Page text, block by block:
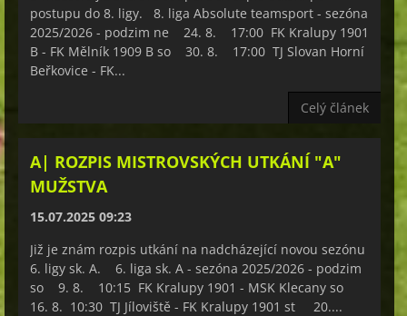
postupu do 8. ligy. 8. liga Absolute teamsport - sezóna
2025/2026 - podzim ne 24. 8. 17:00 FK Kralupy 1901
B - FK Mělník 1909 B so 30. 8. 17:00 TJ Slovan Horní
Beřkovice - FK...
Celý článek
A| ROZPIS MISTROVSKÝCH UTKÁNÍ "A"
MUŽSTVA
15.07.2025 09:23
Již je znám rozpis utkání na nadcházející novou sezónu
6. ligy sk. A. 6. liga sk. A - sezóna 2025/2026 - podzim
so 9. 8. 10:15 FK Kralupy 1901 - MSK Klecany so
16. 8. 10:30 TJ Jíloviště - FK Kralupy 1901 st 20....